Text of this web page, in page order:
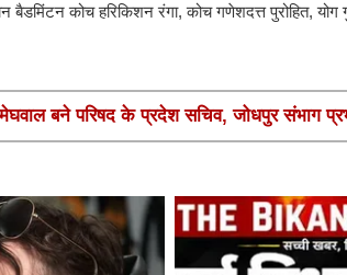
बैडमिंटन कोच हरिकिशन रंगा, कोच गणेशदत्त पुरोहित,
बने परिषद के प्रदेश सचिव, जोधपुर संभाग